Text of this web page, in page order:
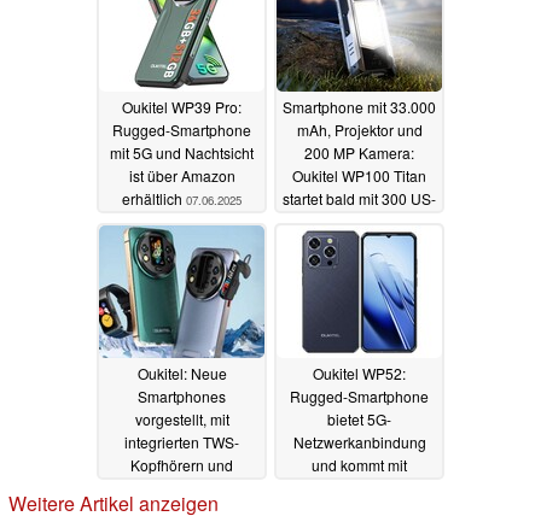
Oukitel WP39 Pro:
Rugged-Smartphone
mit 5G und Nachtsicht
ist über Amazon
erhältlich 07.06.2025
Smartphone mit 33.000
mAh, Projektor und
200 MP Kamera:
Oukitel WP100 Titan
startet bald mit 300 US-
Oukitel: Neue
Smartphones
vorgestellt, mit
integrierten TWS-
Kopfhörern und
modularem Aufbau
Oukitel WP52:
Rugged-Smartphone
bietet 5G-
Netzwerkanbindung
und kommt mit
Weitere Artikel anzeigen